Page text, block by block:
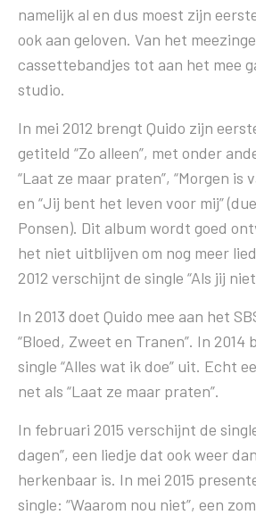
namelijk al en dus moest zijn
ook aan geloven. Van het
cassettebandjes tot aan het mee
studio.
In mei 2012 brengt Quido zijn
getiteld “Zo alleen”, met onder
“Laat ze maar praten”, “Morgen is
en “Jij bent het leven voor mij”
Ponsen). Dit album wordt goed
het niet uitblijven om nog meer
2012 verschijnt de single “Als jij
In 2013 doet Quido mee aan het
“Bloed, Zweet en Tranen”. In 2014
single “Alles wat ik doe” uit. Echt
net als “Laat ze maar praten”.
In februari 2015 verschijnt de
dagen”, een liedje dat ook weer
herkenbaar is. In mei 2015
single: “Waarom nou niet”, een